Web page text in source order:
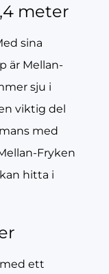
meter
sina
är Mellan-
sju i
viktig del
med
Fryken
hitta i
ett